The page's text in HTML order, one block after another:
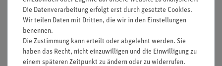
Zielgruppe: ab 7. Schuljahr
Die Datenverarbeitung erfolgt erst durch gesetzte Cookies.
Wir teilen Daten mit Dritten, die wir in den Einstellungen
benennen.
Die Zustimmung kann erteilt oder abgelehnt werden. Sie
haben das Recht, nicht einzuwilligen und die Einwilligung zu
einem späteren Zeitpunkt zu ändern oder zu widerrufen.